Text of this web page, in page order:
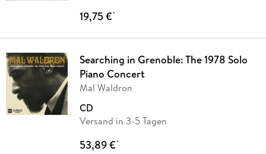
19,75 €*
Searching in Grenoble: The 1978 Solo
Piano Concert
Mal Waldron
CD
Versand in 3-5 Tagen
53,89 €*